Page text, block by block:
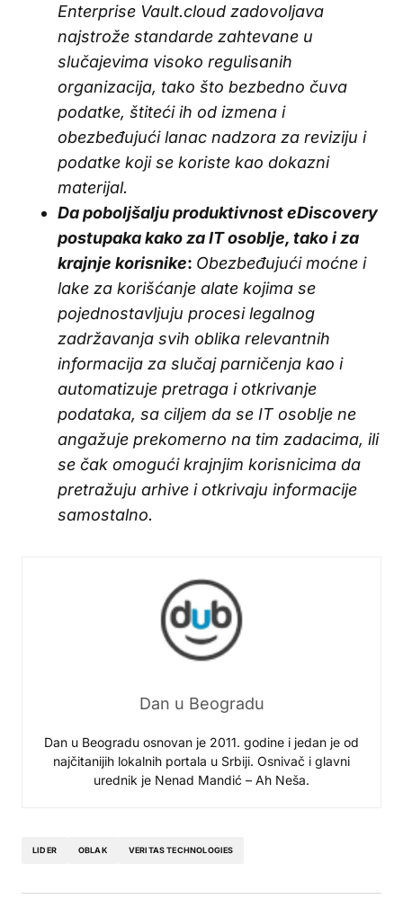
Enterprise Vault.cloud zadovoljava
najstrože standarde zahtevane u
slučajevima visoko regulisanih
organizacija, tako što bezbedno čuva
podatke, štiteći ih od izmena i
obezbeđujući lanac nadzora za reviziju i
podatke koji se koriste kao dokazni
materijal.
Da poboljšalju produktivnost eDiscovery
postupaka kako za IT osoblje, tako i za
krajnje korisnike: Obezbeđujući moćne i
lake za korišćanje alate kojima se
pojednostavljuju procesi legalnog
zadržavanja svih oblika relevantnih
informacija za slučaj parničenja kao i
automatizuje pretraga i otkrivanje
podataka, sa ciljem da se IT osoblje ne
angažuje prekomerno na tim zadacima, ili
se čak omogući krajnjim korisnicima da
pretražuju arhive i otkrivaju informacije
samostalno.
Dan u Beogradu
Dan u Beogradu osnovan je 2011. godine i jedan je od
najčitanijih lokalnih portala u Srbiji. Osnivač i glavni
urednik je Nenad Mandić – Ah Neša.
LIDER OBLAK VERITAS TECHNOLOGIES